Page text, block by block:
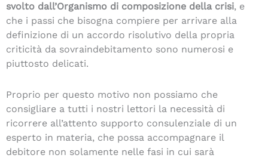
svolto dall’Organismo di composizione della crisi, e
che i passi che bisogna compiere per arrivare alla
definizione di un accordo risolutivo della propria
criticità da sovraindebitamento sono numerosi e
piuttosto delicati.
Proprio per questo motivo non possiamo che
consigliare a tutti i nostri lettori la necessità di
ricorrere all’attento supporto consulenziale di un
esperto in materia, che possa accompagnare il
debitore non solamente nelle fasi in cui sarà